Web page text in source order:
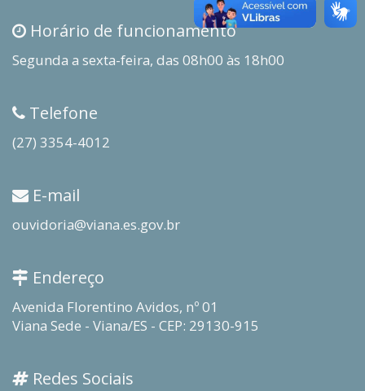
Horário de funcionamento
Segunda a sexta-feira, das 08h00 às 18h00
Telefone
(27) 3354-4012
E-mail
ouvidoria@viana.es.gov.br
Endereço
Avenida Florentino Avidos, nº 01
Viana Sede - Viana/ES - CEP: 29130-915
Redes Sociais